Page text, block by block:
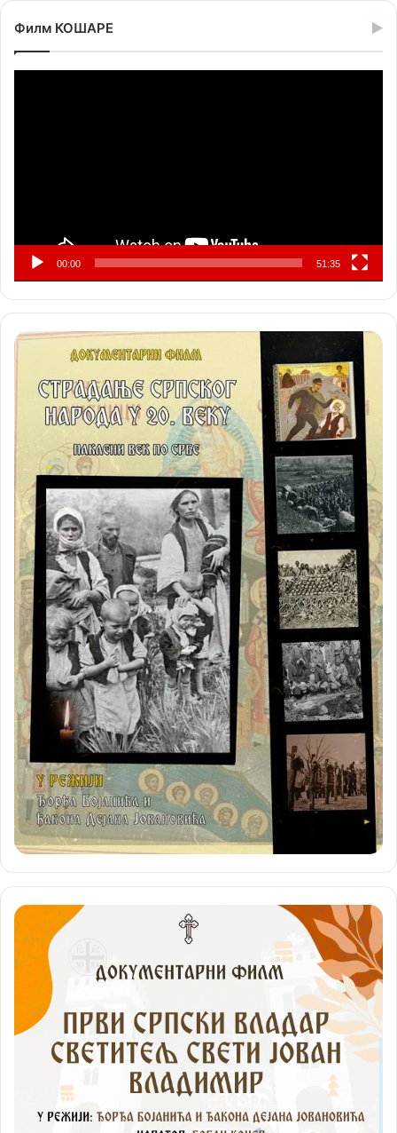
Филм КОШАРЕ
00:00 51:35